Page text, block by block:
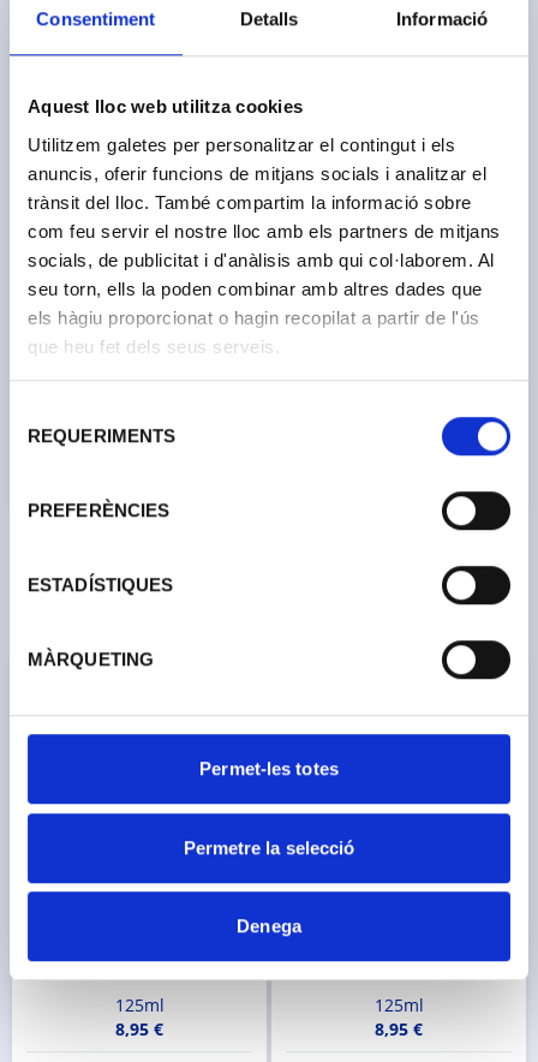
Consentiment Detalls Informació
Aquest lloc web utilitza cookies
Utilitzem galetes per personalitzar el contingut i els
anuncis, oferir funcions de mitjans socials i analitzar el
trànsit del lloc. També compartim la informació sobre
com feu servir el nostre lloc amb els partners de mitjans
socials, de publicitat i d'anàlisis amb qui col·laborem. Al
seu torn, ells la poden combinar amb altres dades que
els hàgiu proporcionat o hagin recopilat a partir de l'ús
que heu fet dels seus serveis.
REQUERIMENTS
PREFERÈNCIES
ESTADÍSTIQUES
MÀRQUETING
Permet-les totes
Permetre la selecció
Denega
Tint Fusta Acrílic Libéron
Roure Daurat
REF. 514085001
250ml
Cera Acolorida Efecte
Pàtina Libéron Plata
150ml setinat
Veure més
125ml
8,95 €
125ml
8,95 €